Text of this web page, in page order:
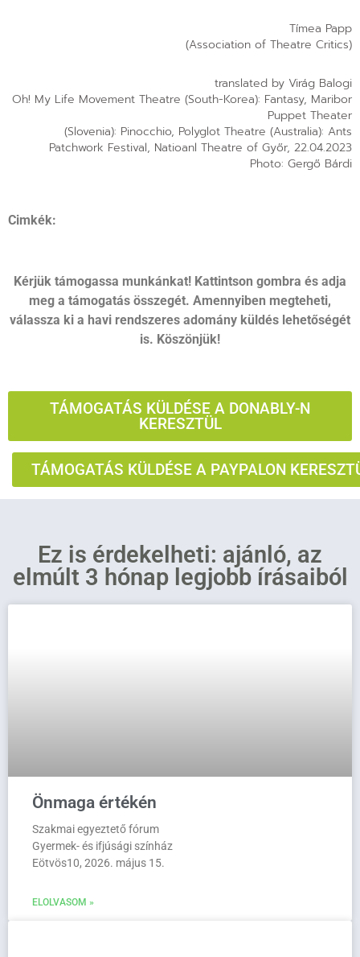
Tímea Papp
(Association of Theatre Critics)
translated by Virág Balogi
Oh! My Life Movement Theatre (South-Korea): Fantasy, Maribor
Puppet Theater
(Slovenia): Pinocchio, Polyglot Theatre (Australia): Ants
Patchwork Festival, Natioanl Theatre of Győr, 22.04.2023
Photo: Gergő Bárdi
Cimkék:
Kérjük támogassa munkánkat! Kattintson gombra és adja
meg a támogatás összegét. Amennyiben megteheti,
válassza ki a havi rendszeres adomány küldés lehetőségét
is. Köszönjük!
TÁMOGATÁS KÜLDÉSE A DONABLY-N
KERESZTÜL
TÁMOGATÁS KÜLDÉSE A PAYPALON
Ez is érdekelheti: ajánló, az
elmúlt 3 hónap legjobb írásaiból
Önmaga értékén
Szakmai egyeztető fórum
Gyermek- és ifjúsági színház
Eötvös10, 2026. május 15.
ELOLVASOM »